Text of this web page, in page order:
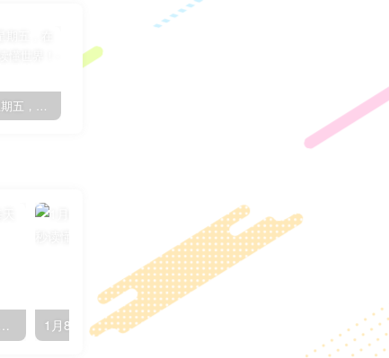
8月26日，星期五，在这里每天60秒读懂世界！